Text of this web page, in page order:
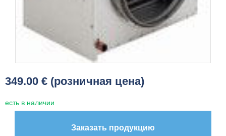
349.00 € (розничная цена)
есть в наличии
Заказать продукцию